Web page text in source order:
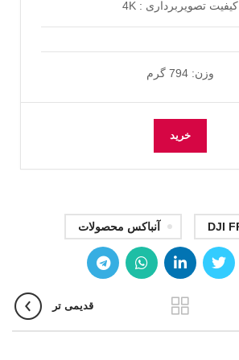
کیفیت تصویربرداری : 4K
وزن: 794 گرم
خرید
آنباکس محصولات
قدیمی تر